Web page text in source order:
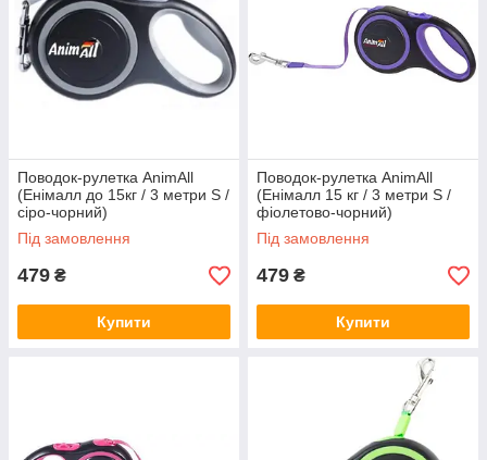
Поводок-рулетка AnimАll
(Енімалл до 15кг / 3 метри S /
сіро-чорний)
Під замовлення
479 ₴
Купити
Поводок-рулетка AnimАll
(Енімалл 15 кг / 3 метри S /
фіолетово-чорний)
Під замовлення
479 ₴
Купити